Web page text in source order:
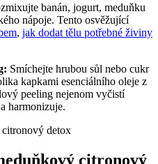
banán, jogurt, meduňku
nápoje. Tento osvěžující
, jak dodat tělu potřebné živiny
Smíchejte hrubou sůl nebo cukr
kapkami esenciálního oleje z
peeling nejenom vyčistí
harmonizuje.
citronový